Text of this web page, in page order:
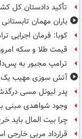
تأکید دادستان کل
باران مهمان
کوبا: فرمان اجرایی
قیمت طلا و سکه امروز ۱۴۰۵/۰۵/
ترامپ مجبور به پس‌دادن ۱۰۰ میلیارد دلار از پول
آتش سوزی مهیب یک ساختمان ۱۲
پدر لیونل مسی
وجود شواهدی مبنی
چرا بیت المال باید
قرارداد مربی خارجی